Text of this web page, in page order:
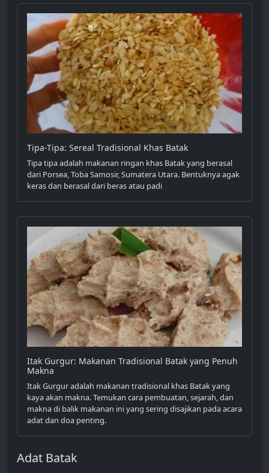
Tipa-Tipa: Sereal Tradisional Khas Batak
Tipa tipa adalah makanan ringan khas Batak yang berasal
dari Porsea, Toba Samosir, Sumatera Utara. Bentuknya agak
keras dan berasal dari beras atau padi
Itak Gurgur: Makanan Tradisional Batak yang Penuh
Makna
Itak Gurgur adalah makanan tradisional khas Batak yang
kaya akan makna. Temukan cara pembuatan, sejarah, dan
makna di balik makanan ini yang sering disajikan pada acara
adat dan doa penting.
Adat Batak